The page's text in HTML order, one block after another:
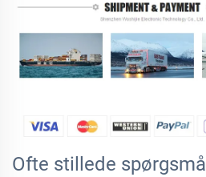
Ofte stillede spørgsmål